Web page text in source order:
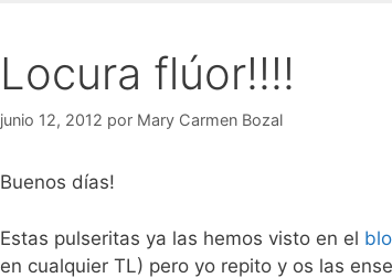
Locura flúor!!!!
junio 12, 2012 por Mary Carmen Bozal
Buenos días!
Estas pulseritas ya las hemos visto en el
en cualquier TL) pero yo repito y os las